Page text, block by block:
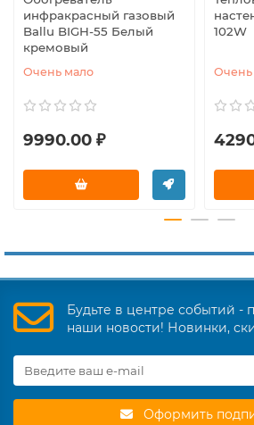
инфракрасный газовый
Ballu BIGH-55 Белый
кремовый
Очень мало
9990.00 ₽
102W
Очень
Будьте в центре событий -
наши новости! Новинки,
Оформить